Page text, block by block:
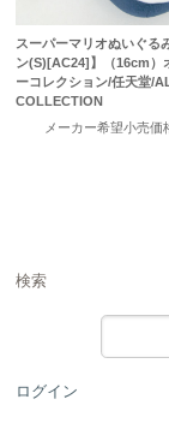
スーパーマリオぬいぐる
ン(S)[AC24]】（16cm）
ーコレクション/任天堂/
COLLECTION
メーカー希望小売価
検索
ログイン